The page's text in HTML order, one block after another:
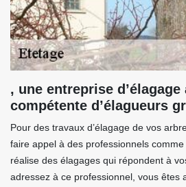
, une entreprise
compétente d’élagueurs
Pour des travaux d’élagage de vos
faire appel à des professionnels
réalise des élagages qui répondent à
adressez à ce professionnel, vous êtes